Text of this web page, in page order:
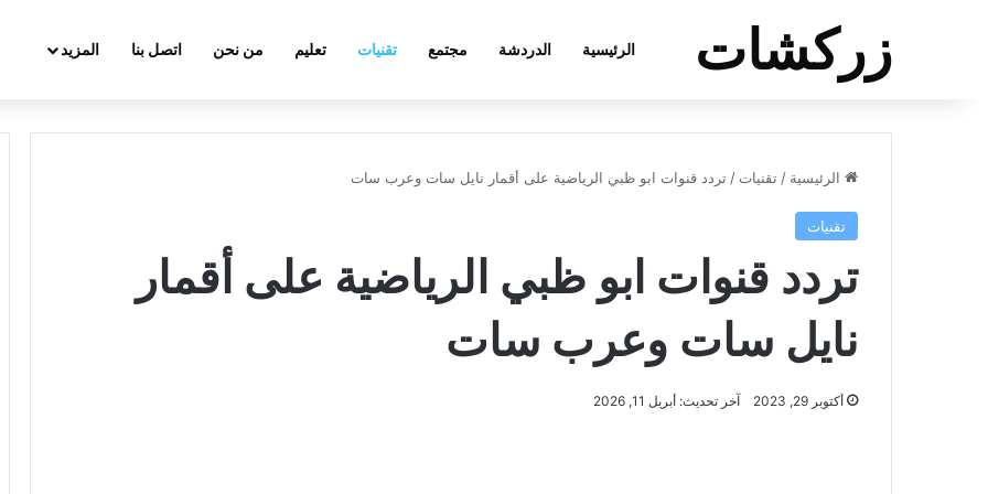
زركشات الرئيسية الدردشة مجتمع تقنيات تعليم من نحن اتصل بنا المزيد
الرئيسية / تقنيات / تردد قنوات ابو ظبي الرياضية على أقمار نايل سات وعرب سات
تقنيات
تردد قنوات ابو ظبي الرياضية على أقمار
نايل سات وعرب سات
أكتوبر 29, 2023 آخر تحديث: أبريل 11, 2026